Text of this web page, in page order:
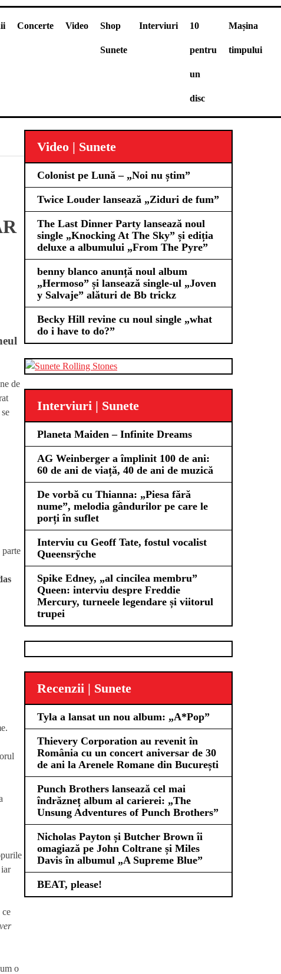
Concerte Video Shop
Sunete
Interviuri 10
pentru
un
disc
Mașina
timpului
de
parte
ce
o
Video | Sunete
Colonist pe Lună – „Noi nu știm”
Twice Louder lansează „Ziduri de fum”
The Last Dinner Party lansează noul
single „Knocking At The Sky” și ediția
deluxe a albumului „From The Pyre”
benny blanco anunță noul album
„Hermoso” și lansează single-ul „Joven
y Salvaje” alături de Bb trickz
Becky Hill revine cu noul single „what
do i have to do?”
Interviuri | Sunete
Planeta Maiden – Infinite Dreams
AG Weinberger a împlinit 100 de ani:
60 de ani de viață, 40 de ani de muzică
De vorbă cu Thianna: „Piesa fără
nume”, melodia gândurilor pe care le
porți în suflet
Interviu cu Geoff Tate, fostul vocalist
Queensrÿche
Spike Edney, „al cincilea membru”
Queen: interviu despre Freddie
Mercury, turneele legendare și viitorul
trupei
Recenzii | Sunete
Tyla a lansat un nou album: „A*Pop”
Thievery Corporation au revenit în
România cu un concert aniversar de 30
de ani la Arenele Romane din București
Punch Brothers lansează cel mai
îndrăzneț album al carierei: „The
Unsung Adventures of Punch Brothers”
Nicholas Payton și Butcher Brown îi
omagiază pe John Coltrane și Miles
Davis în albumul „A Supreme Blue”
BEAT, please!